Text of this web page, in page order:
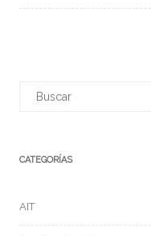
CATEGORÍAS
AIT